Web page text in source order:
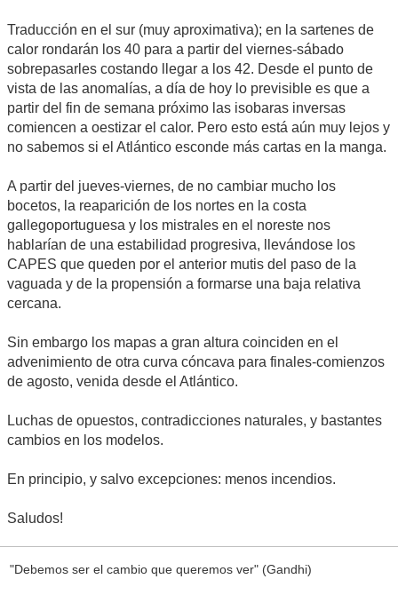
Traducción en el sur (muy aproximativa); en la sartenes de
calor rondarán los 40 para a partir del viernes-sábado
sobrepasarles costando llegar a los 42. Desde el punto de
vista de las anomalías, a día de hoy lo previsible es que a
partir del fin de semana próximo las isobaras inversas
comiencen a oestizar el calor. Pero esto está aún muy lejos y
no sabemos si el Atlántico esconde más cartas en la manga.
A partir del jueves-viernes, de no cambiar mucho los
bocetos, la reaparición de los nortes en la costa
gallegoportuguesa y los mistrales en el noreste nos
hablarían de una estabilidad progresiva, llevándose los
CAPES que queden por el anterior mutis del paso de la
vaguada y de la propensión a formarse una baja relativa
cercana.
Sin embargo los mapas a gran altura coinciden en el
advenimiento de otra curva cóncava para finales-comienzos
de agosto, venida desde el Atlántico.
Luchas de opuestos, contradicciones naturales, y bastantes
cambios en los modelos.
En principio, y salvo excepciones: menos incendios.
Saludos!
"Debemos ser el cambio que queremos ver" (Gandhi)